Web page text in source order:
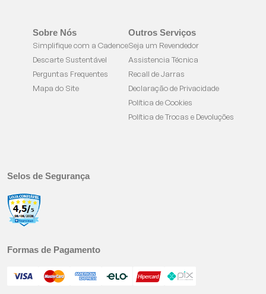
Sobre Nós
Simplifique com a Cadence
Descarte Sustentável
Perguntas Frequentes
Mapa do Site
Outros Serviços
Seja um Revendedor
Assistencia Técnica
Recall de Jarras
Declaração de Privacidade
Política de Cookies
Política de Trocas e Devoluções
Selos de Segurança
Formas de Pagamento